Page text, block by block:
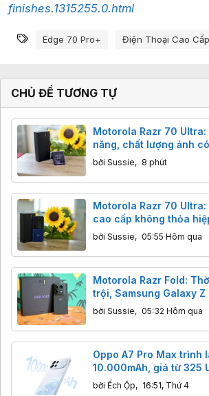
finishes.1315255.0.html
Từ khóa
Edge 70 Pro+ Điện Thoại Cao Cấp
CHỦ ĐỀ TƯƠNG TỰ
Motorola Razr 70 Ultra:
năng, chất lượng ảnh
bởi Sussie, 8 phút
Motorola Razr 70
cao cấp không thỏa
cảm giác cầm nắm
bởi Sussie, 05:55 Hôm qua
Motorola Razr Fold:
trội, Samsung Galaxy Z
chừng.
bởi Sussie, 05:32 Hôm qua
Oppo A7 Pro Max trình
10.000mAh, giá từ 325
bởi Ếch Ộp, 16:51, Thứ 4